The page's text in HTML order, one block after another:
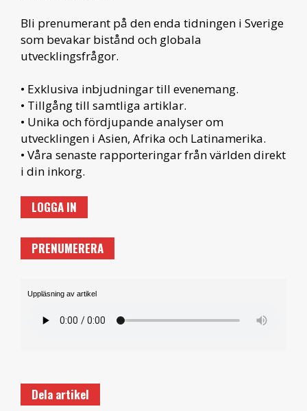
Bli prenumerant på den enda tidningen i Sverige
som bevakar bistånd och globala
utvecklingsfrågor.
• Exklusiva inbjudningar till evenemang.
• Tillgång till samtliga artiklar.
• Unika och fördjupande analyser om
utvecklingen i Asien, Afrika och Latinamerika.
• Våra senaste rapporteringar från världen direkt
i din inkorg.
LOGGA IN
PRENUMERERA
Uppläsning av artikel
Dela artikel